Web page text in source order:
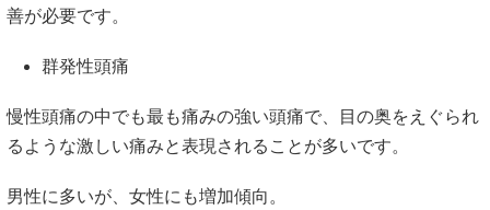
善が必要です。
群発性頭痛
慢性頭痛の中でも最も痛みの強い頭痛で、目の奥をえぐられ
るような激しい痛みと表現されることが多いです。
男性に多いが、女性にも増加傾向。